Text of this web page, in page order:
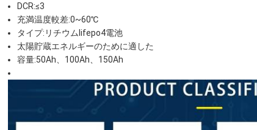
DCR:≤3
充満温度較差:0~60℃
タイプ:リチウムlifepo4電池
太陽貯蔵エネルギーのために適した
容量:50Ah、100Ah、150Ah